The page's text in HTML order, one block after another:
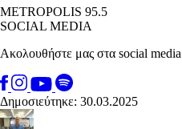
METROPOLIS 95.5
SOCIAL MEDIA
Ακολουθήστε μας στα social media
Δημοσιεύτηκε: 30.03.2025